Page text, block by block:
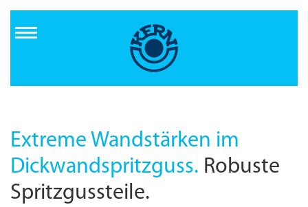
Inhalt
Extreme Wandstärken im
Dickwandspritzguss. Robuste
Spritzgussteile.